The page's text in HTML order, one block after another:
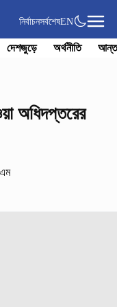
নির্বাচনসর্বশেষEN
দেশজুড়ে অর্থনীতি
অধিদপ্তরের